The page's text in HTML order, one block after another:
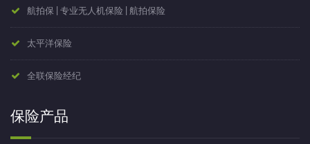
航拍保 | 专业无人机保险 | 航拍保险
太平洋保险
全联保险经纪
保险产品